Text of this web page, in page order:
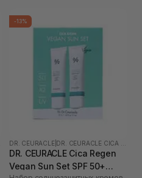
-13%
DR. CEURACLE
DR. CEURACLE Cica Regen
Vegan Sun Set SPF 50+